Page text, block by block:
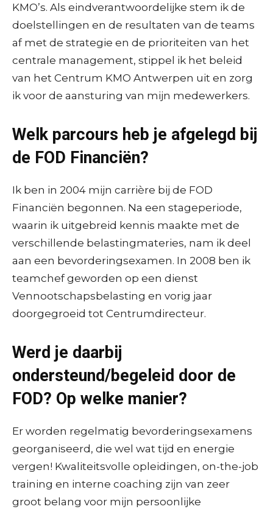
KMO’s. Als eindverantwoordelijke stem ik de
doelstellingen en de resultaten van de teams
af met de strategie en de prioriteiten van het
centrale management, stippel ik het beleid
van het Centrum KMO Antwerpen uit en zorg
ik voor de aansturing van mijn medewerkers.
Welk parcours heb je afgelegd bij
de FOD Financiën?
Ik ben in 2004 mijn carrière bij de FOD
Financiën begonnen. Na een stageperiode,
waarin ik uitgebreid kennis maakte met de
verschillende belastingmateries, nam ik deel
aan een bevorderingsexamen. In 2008 ben ik
teamchef geworden op een dienst
Vennootschapsbelasting en vorig jaar
doorgegroeid tot Centrumdirecteur.
Werd je daarbij
ondersteund/begeleid door de
FOD? Op welke manier?
Er worden regelmatig bevorderingsexamens
georganiseerd, die wel wat tijd en energie
vergen! Kwaliteitsvolle opleidingen, on-the-job
training en interne coaching zijn van zeer
groot belang voor mijn persoonlijke